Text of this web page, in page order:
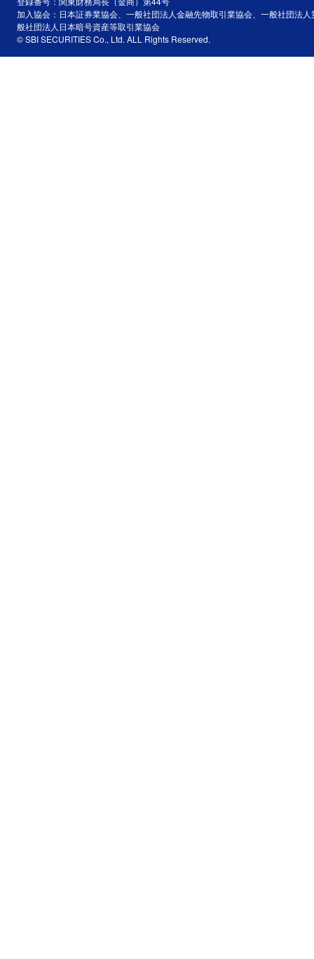
加入協会：日本証券業協会、一般社団法人金融先物取引業協会、一般社団法
般社団法人日本暗号資産等取引業協会
© SBI SECURITIES Co., Ltd. ALL Rights Reserved.